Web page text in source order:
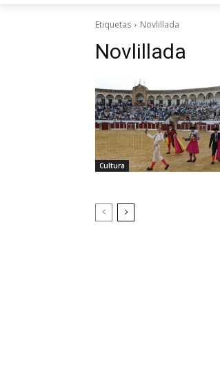
Etiquetas Novlillada
Novlillada
Cultura